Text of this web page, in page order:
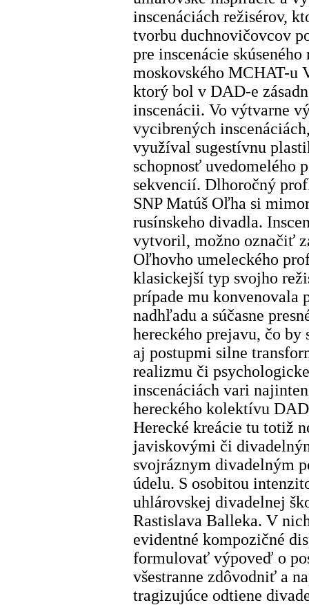
inscenáciách režisérov,
tvorbu duchnovičovcov
pre inscenácie
moskovského MCHAT-u
ktorý bol v DAD-e
inscenácii. Vo výtvarne
vycibrených
využíval sugestívnu
schopnosť uvedomelého
sekvencií. Dlhoročný
SNP Matúš Oľha si
rusínskeho divadla.
vytvoril, možno označiť
Oľhovho umeleckého
klasickejší typ svojho
prípade mu konvenovala
nadhľadu a súčasne
hereckého prejavu, čo
aj postupmi silne
realizmu či
inscenáciách vari
hereckého kolektívu
Herecké kreácie tu totiž
javiskovými či
svojráznym divadelným
údelu. S osobitou
uhlárovskej divadelnej
Rastislava Balleka. V
evidentné kompozičné
formulovať výpoveď o
všestranne zdôvodniť a
tragizujúce odtiene